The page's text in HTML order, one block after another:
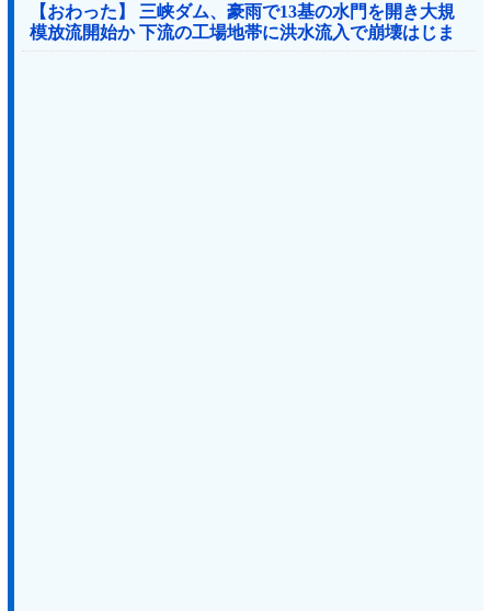
【おわった】 三峡ダム、豪雨で13基の水門を開き大規
模放流開始か 下流の工場地帯に洪水流入で崩壊はじま
る